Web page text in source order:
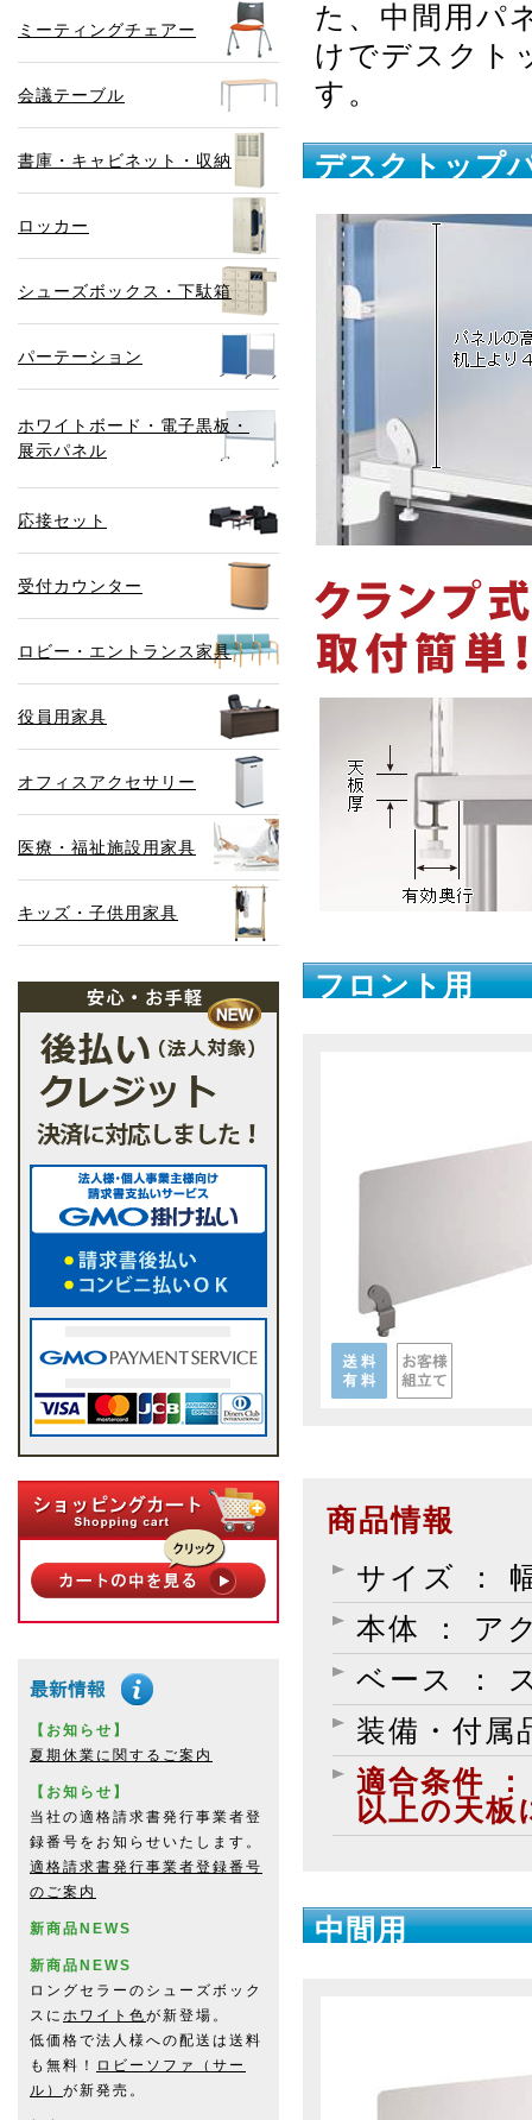
た、中間用パ
けでデスクト
す。
デスクトップ
フロント用
商品情報
サイズ ：
本体 ： ア
ベース ：
装備・付属
適合条件
以上の天板
中間用
ミーティングチェアー
会議テーブル
書庫・キャビネット・収納
ロッカー
シューズボックス・下駄箱
パーテーション
ホワイトボード・電子黒板・
展示パネル
応接セット
受付カウンター
ロビー・エントランス家具
役員用家具
オフィスアクセサリー
医療・福祉施設用家具
キッズ・子供用家具
【お知らせ】
夏期休業に関するご案内
【お知らせ】
当社の適格請求書発行事業者登
録番号をお知らせいたします。
適格請求書発行事業者登録番号
のご案内
新商品NEWS
新商品NEWS
ロングセラーのシューズボック
スに ホワイト色が新登場。
低価格で法人様への配送は送料
も無料！
ロビーソファ（サー
ル） が新発売。